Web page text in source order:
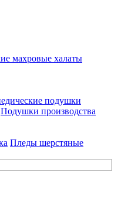
махровые халаты
подушки
Подушки производства
Пледы шерстяные